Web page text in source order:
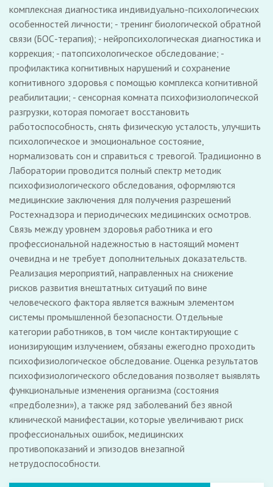
комплексная диагностика индивидуально-психологических
особенностей личности; - тренинг биологической обратной
связи (БОС-терапия); - нейропсихологическая диагностика и
коррекция; - патопсихологическое обследование; -
профилактика когнитивных нарушений и сохранение
когнитивного здоровья с помощью комплекса когнитивной
реабилитации; - сенсорная комната психофизиологической
разгрузки, которая помогает восстановить
работоспособность, снять физическую усталость, улучшить
психологическое и эмоциональное состояние,
нормализовать сон и справиться с тревогой. Традиционно в
Лаборатории проводится полный спектр методик
психофизиологического обследования, оформляются
медицинские заключения для получения разрешений
Ростехнадзора и периодических медицинских осмотров.
Связь между уровнем здоровья работника и его
профессиональной надежностью в настоящий момент
очевидна и не требует дополнительных доказательств.
Реализация мероприятий, направленных на снижение
рисков развития внештатных ситуаций по вине
человеческого фактора является важным элементом
системы промышленной безопасности. Отдельные
категории работников, в том числе контактирующие с
ионизирующим излучением, обязаны ежегодно проходить
психофизиологическое обследование. Оценка результатов
психофизиологического обследования позволяет выявлять
функциональные изменения организма (состояния
«предболезни»), а также ряд заболеваний без явной
клинической манифестации, которые увеличивают риск
профессиональных ошибок, медицинских
противопоказаний и эпизодов внезапной
нетрудоспособности.